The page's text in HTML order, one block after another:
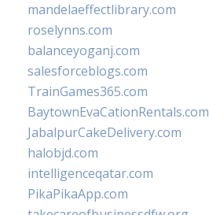
mandelaeffectlibrary.com
roselynns.com
balanceyoganj.com
salesforceblogs.com
TrainGames365.com
BaytownEvaCationRentals.com
JabalpurCakeDelivery.com
halobjd.com
intelligenceqatar.com
PikaPikaApp.com